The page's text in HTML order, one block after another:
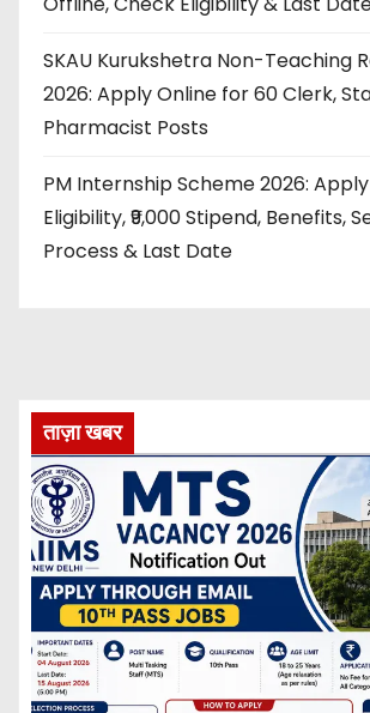
SKAU Kurukshetra Non-Teaching
2026: Apply Online for 60 Clerk,
Pharmacist Posts
PM Internship Scheme 2026:
Eligibility, ₹9,000 Stipend, Benefits,
Process & Last Date
ताज़ा खबर